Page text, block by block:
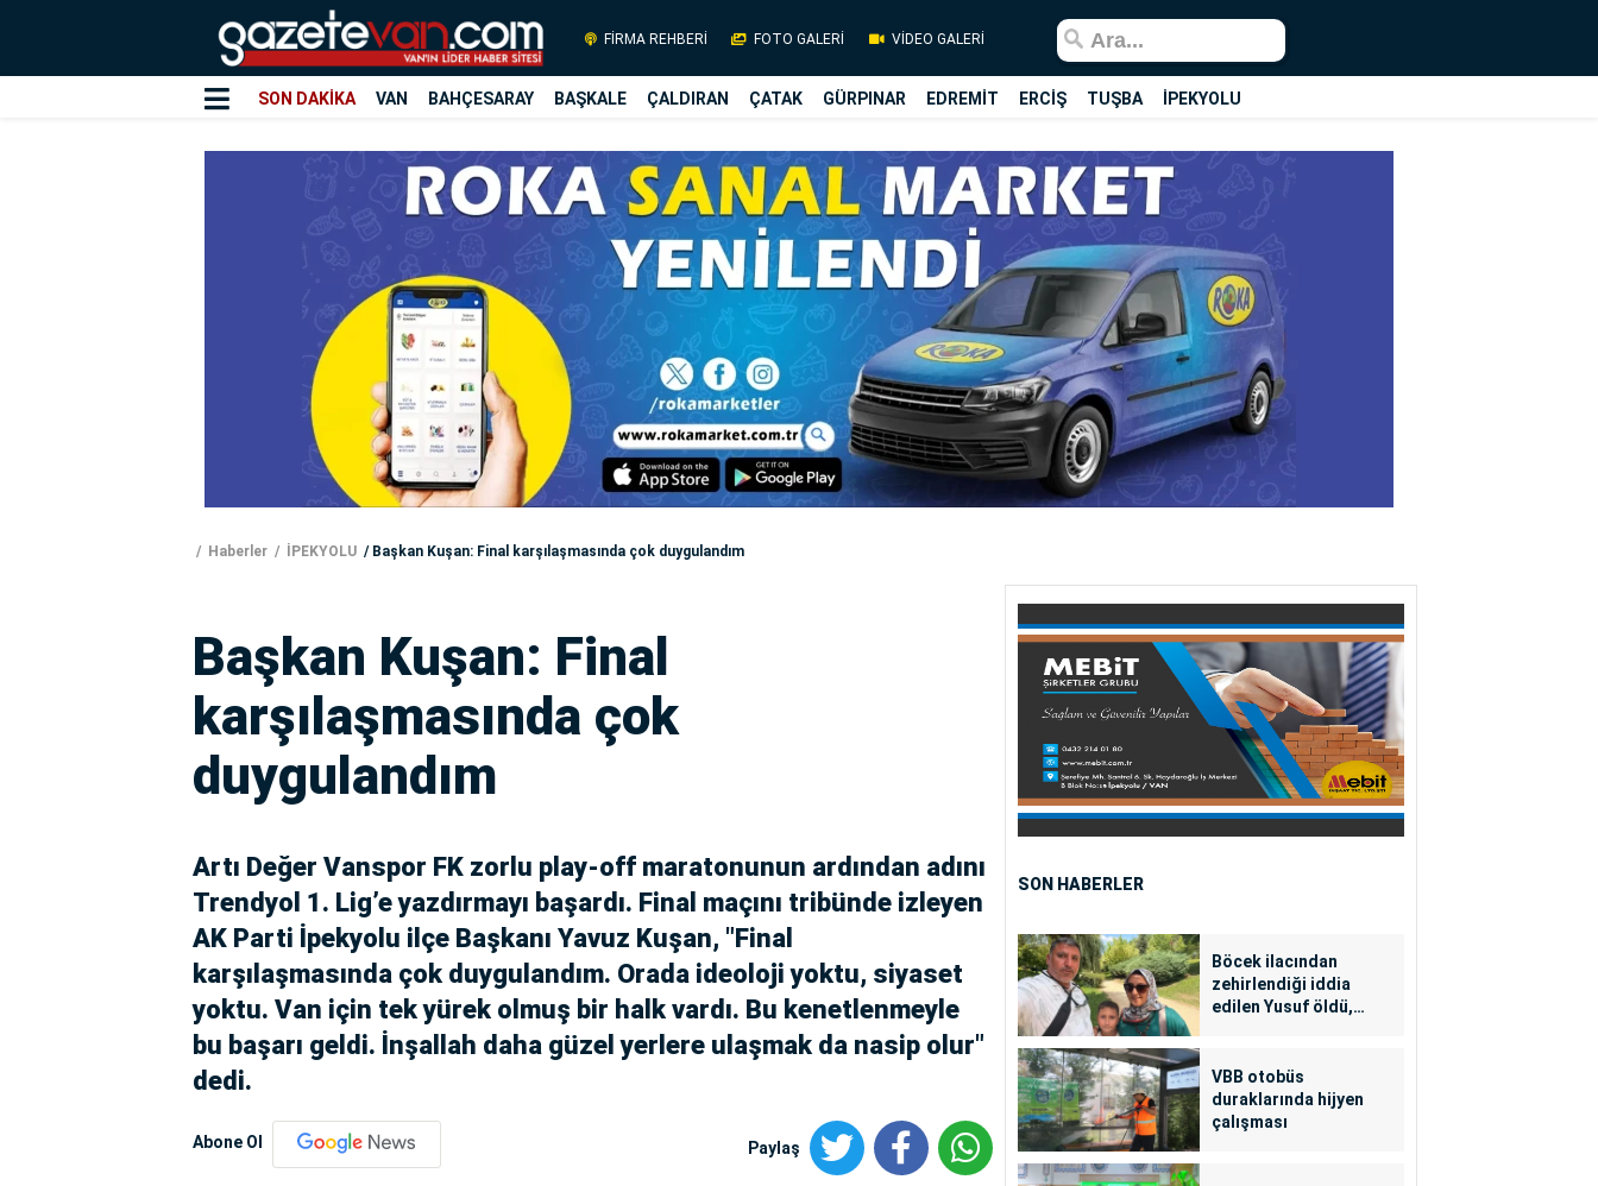
FİRMA REHBERİ FOTO GALERİ VİDEO GALERİ
SON DAKİKA VAN BAHÇESARAY BAŞKALE ÇALDIRAN ÇATAK GÜRPINAR EDREMİT ERCİŞ TUŞBA İPEKYOLU
Haberler İPEKYOLU Başkan Kuşan: Final karşılaşmasında çok duygulandım
Başkan Kuşan: Final
karşılaşmasında çok
duygulandım
Artı Değer Vanspor FK zorlu play-off maratonunun ardından adını
Trendyol 1. Lig’e yazdırmayı başardı. Final maçını tribünde izleyen
AK Parti İpekyolu ilçe Başkanı Yavuz Kuşan, "Final
karşılaşmasında çok duygulandım. Orada ideoloji yoktu, siyaset
yoktu. Van için tek yürek olmuş bir halk vardı. Bu kenetlenmeyle
bu başarı geldi. İnşallah daha güzel yerlere ulaşmak da nasip olur"
dedi.
Abone Ol Paylaş
SON HABERLER
Böcek ilacından
zehirlendiği iddia
edilen Yusuf öldü,
VBB otobüs
duraklarında hijyen
çalışması